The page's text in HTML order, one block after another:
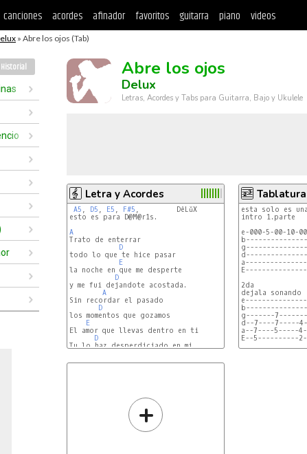
canciones acordes afinador favoritos guitarra piano videos
» Abre los ojos (Tab)
Historial Abre los ojos
Delux
Letras, Acordes y Tabs para Guitarra, Bajo y Ukulele
Letra y Acordes
A5 , D5 , E5 , F#5 ,         DêLǔX
esto es para D@M@r1s.
A
D
todo lo que te hice pasar
E
la noche en que me desperte
D
y me fui dejandote acostada.
A
Sin recordar el pasado
D
los momentos que gozamos
E
El amor que llevas dentro en ti
D
Tu lo haz desperdiciado en mi.
Tablatura
esta solo es
intro 1.parte
e-000-5-00-10-
2da
dejala sonando
g-------
d--7----7-----
a--7----5-----
E--5----------
+